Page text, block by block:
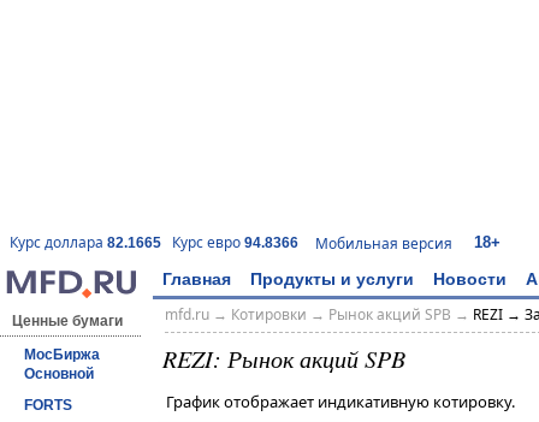
Курс доллара 82.1665 Курс евро 94.8366 Мобильная версия 18+
Главная Продукты и услуги Новости
Ценные бумаги
МосБиржа
Основной
FORTS
mfd.ru→ Котировки → Рынок акций SPB → REZI →
REZI: Рынок акций SPB
График отображает индикативную котировку.